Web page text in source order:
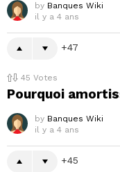
by Banques Wiki
il y a 4 ans
47
45 Votes
Pourquoi
by Banques Wiki
il y a 4 ans
45